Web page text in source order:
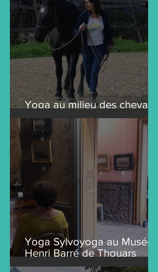
Yoga au milieu des chevaux
en 2024
Yoga Sylvoyoga au Musée
Henri Barré de Thouars
(79100) 4 dates en 2024